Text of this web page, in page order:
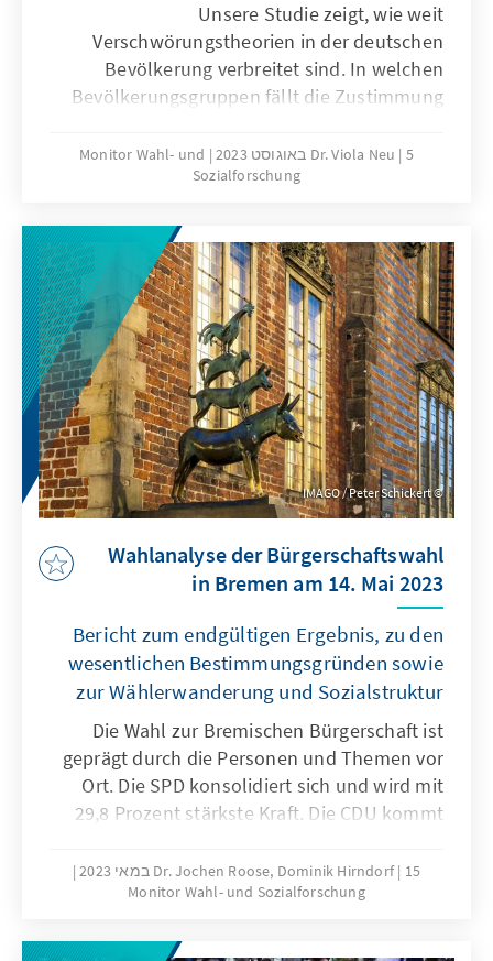
Unsere Studie zeigt, wie weit
Verschwörungstheorien in der deutschen
Bevölkerung verbreitet sind. In welchen
Bevölkerungsgruppen fällt die Zustimmung
sticht heraus? Welche Verschwörungstheorien
sind wie in den Köpfen der Menschen
sich durch die Corona-Pandemie verfestigt?
Was bedeutet es, wenn Menschen in die Welt
der Verschwörungstheorien abgetaucht sind?
Die Analyse repräsentativer Umfragedaten
und qualitativer Tiefeninterviews gibt
Aufschluss über diese Fragen.
Dr. Viola Neu 5 באוגוסט 2023
Monitor Wahl- und
Sozialforschung
IMAGO / Peter Schickert
Wahlanalyse der Bürgerschaftswahl
in Bremen am 14. Mai 2023
Bericht zum endgültigen Ergebnis, zu den
wesentlichen Bestimmungsgründen sowie
zur Wählerwanderung und Sozialstruktur
Die Wahl zur Bremischen Bürgerschaft ist
geprägt durch die Personen und Themen vor
Ort. Die SPD konsolidiert sich und wird mit
29,8 Prozent stärkste Kraft. Die CDU kommt
Ergebnis von 2019. Die Grünen verlieren
dagegen deutlich und erreichen 11,9 Prozent.
Vorwahlergebnisses mit 10,9 Prozent.
Dr. Jochen Roose, Dominik Hirndorf 15 במאי 2023
Monitor Wahl- und Sozialforschung